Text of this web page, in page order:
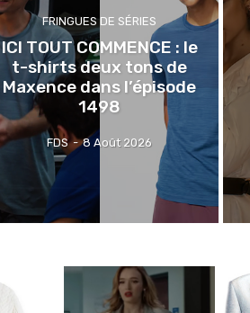
FRINGUES DE SÉRIES
ICI TOUT COMMENCE : le
t-shirts deux tons de
Maxence dans l’épisode
1498
FDS - 8 Août 2026